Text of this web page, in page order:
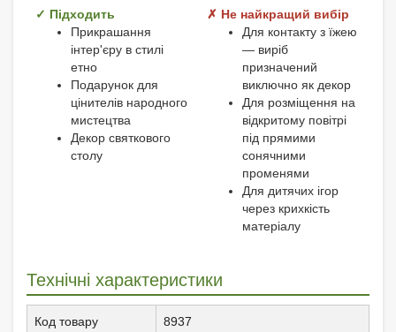
✓ Підходить
Прикрашання
інтер'єру в стилі
етно
Подарунок для
цінителів народного
мистецтва
Декор святкового
столу
✗ Не найкращий вибір
Для контакту з їжею
— виріб
призначений
виключно як декор
Для розміщення на
відкритому повітрі
під прямими
сонячними
променями
Для дитячих ігор
через крихкість
матеріалу
Технічні характеристики
Код товару 8937